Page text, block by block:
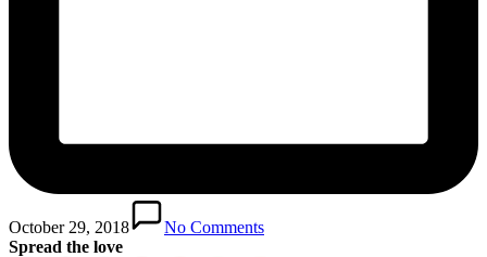
October 29, 2018
No Comments
Spread the love